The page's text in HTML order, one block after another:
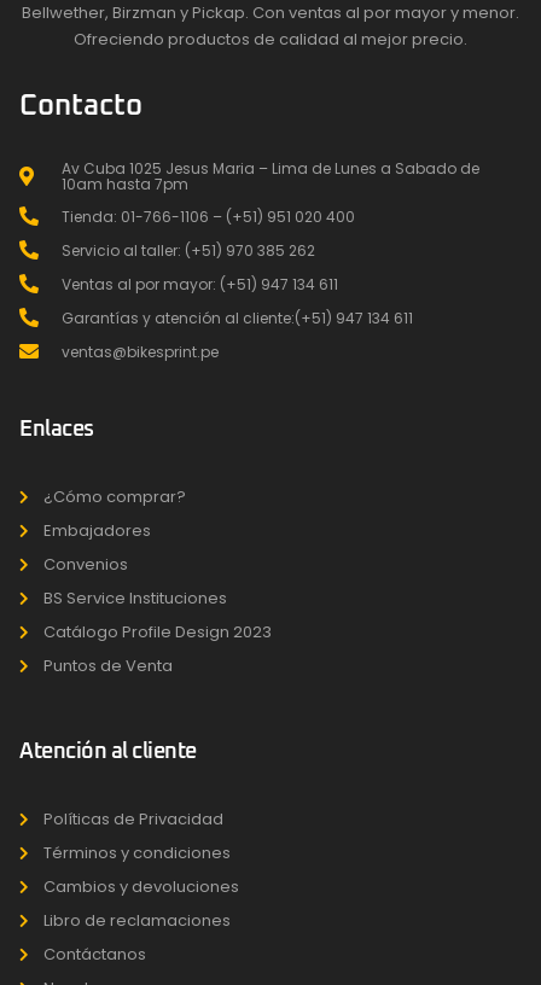
Bellwether, Birzman y Pickap. Con ventas al por mayor y menor.
Ofreciendo productos de calidad al mejor precio.
Contacto
Av Cuba 1025 Jesus Maria – Lima de Lunes a Sabado de
10am hasta 7pm
Tienda: 01-766-1106 – (+51) 951 020 400
Servicio al taller: (+51) 970 385 262
Ventas al por mayor: (+51) 947 134 611
Garantías y atención al cliente:(+51) 947 134 611
ventas@bikesprint.pe
Enlaces
¿Cómo comprar?
Embajadores
Convenios
BS Service Instituciones
Catálogo Profile Design 2023
Puntos de Venta
Atención al cliente
Políticas de Privacidad
Términos y condiciones
Cambios y devoluciones
Libro de reclamaciones
Contáctanos